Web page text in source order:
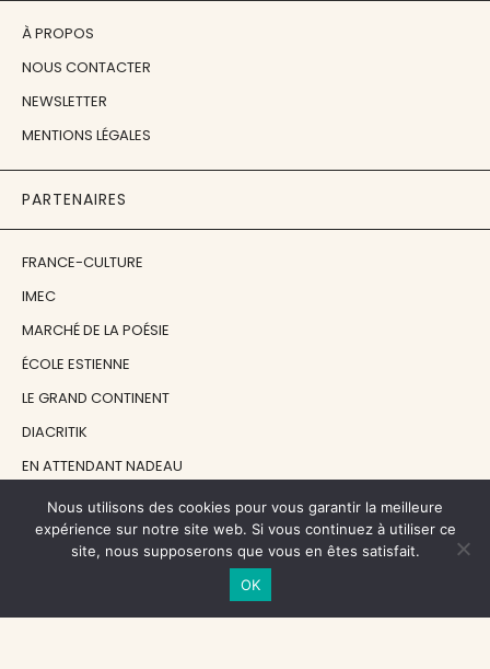
À PROPOS
NOUS CONTACTER
NEWSLETTER
MENTIONS LÉGALES
PARTENAIRES
FRANCE-CULTURE
IMEC
MARCHÉ DE LA POÉSIE
ÉCOLE ESTIENNE
LE GRAND CONTINENT
DIACRITIK
EN ATTENDANT NADEAU
NOS SOUTIENS
Nous utilisons des cookies pour vous garantir la meilleure
expérience sur notre site web. Si vous continuez à utiliser ce
site, nous supposerons que vous en êtes satisfait.
OK